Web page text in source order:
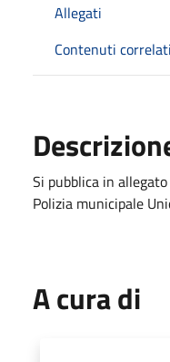
Allegati
Contenuti correlati
Si pubblica in
Polizia municipale
A cura di